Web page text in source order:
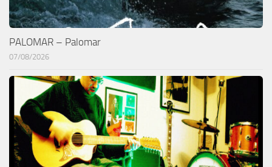
PALOMAR – Palomar
07/08/2026